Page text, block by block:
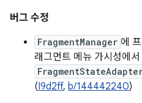
버그 수정
FragmentManager 에
래그먼트 메뉴 가시성에
(I9d2ff, b/144442240)